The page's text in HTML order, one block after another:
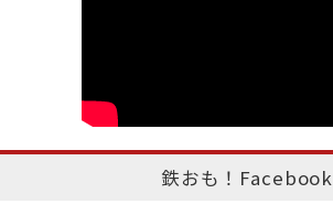
鉄おも！Facebook